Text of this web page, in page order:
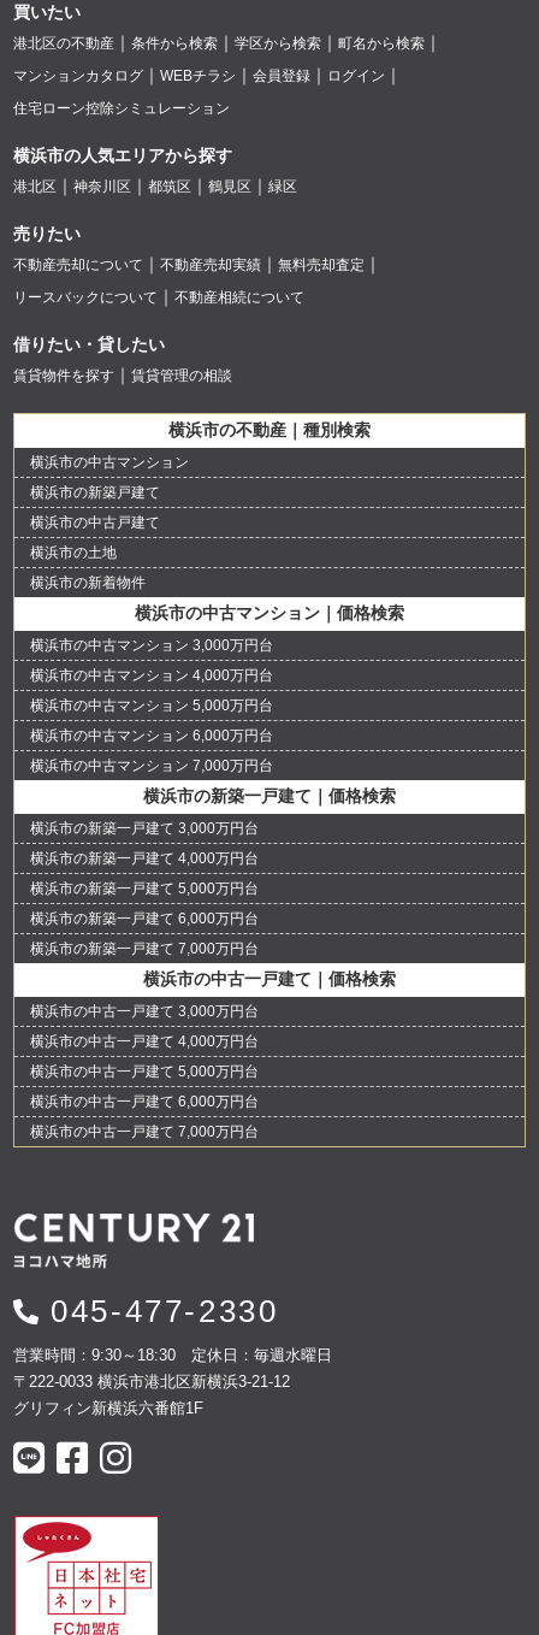
買いたい
港北区の不動産 条件から検索 学区から検索
町名から検索
マンションカタログ
WEBチラシ 会員登録
ログイン
住宅ローン控除シミュレーション
横浜市の人気エリアから探す
港北区 神奈川区 都筑区 鶴見区 緑区
売りたい
不動産売却について 不動産売却実績
無料売却査定
リースバックについて
不動産相続について
借りたい・貸したい
賃貸物件を探す 賃貸管理の相談
横浜市の不動産｜種別検索
横浜市の中古マンション
横浜市の新築戸建て
横浜市の中古戸建て
横浜市の土地
横浜市の新着物件
横浜市の中古マンション｜価格検索
横浜市の中古マンション 3,000万円台
横浜市の中古マンション 4,000万円台
横浜市の中古マンション 5,000万円台
横浜市の中古マンション 6,000万円台
横浜市の中古マンション 7,000万円台
横浜市の新築一戸建て｜価格検索
横浜市の新築一戸建て 3,000万円台
横浜市の新築一戸建て 4,000万円台
横浜市の新築一戸建て 5,000万円台
横浜市の新築一戸建て 6,000万円台
横浜市の新築一戸建て 7,000万円台
横浜市の中古一戸建て｜価格検索
横浜市の中古一戸建て 3,000万円台
横浜市の中古一戸建て 4,000万円台
横浜市の中古一戸建て 5,000万円台
横浜市の中古一戸建て 6,000万円台
横浜市の中古一戸建て 7,000万円台
045-477-2330
営業時間：9:30～18:30 定休日：毎週水曜日
〒222-0033 横浜市港北区新横浜3-21-12
グリフィン新横浜六番館1F